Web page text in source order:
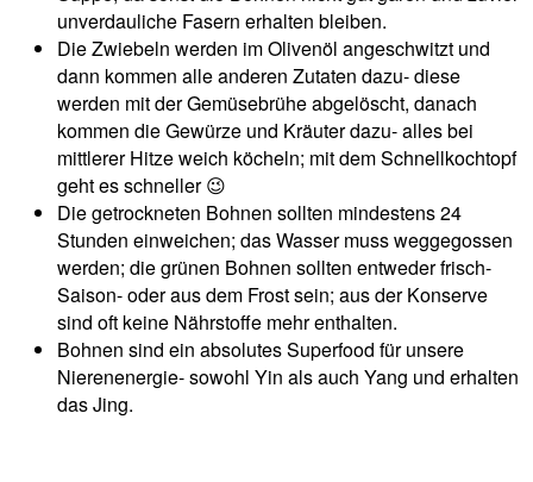
unverdauliche Fasern erhalten bleiben.
Die Zwiebeln werden im Olivenöl angeschwitzt und
dann kommen alle anderen Zutaten dazu- diese
werden mit der Gemüsebrühe abgelöscht, danach
kommen die Gewürze und Kräuter dazu- alles bei
mittlerer Hitze weich köcheln; mit dem Schnellkochtopf
geht es schneller 😉
Die getrockneten Bohnen sollten mindestens 24
Stunden einweichen; das Wasser muss weggegossen
werden; die grünen Bohnen sollten entweder frisch-
Saison- oder aus dem Frost sein; aus der Konserve
sind oft keine Nährstoffe mehr enthalten.
Bohnen sind ein absolutes Superfood für unsere
Nierenenergie- sowohl Yin als auch Yang und erhalten
das Jing.